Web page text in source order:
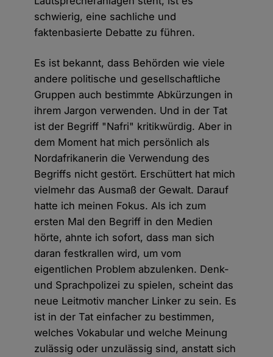
schwierig, eine sachliche und
faktenbasierte Debatte zu führen.
Es ist bekannt, dass Behörden wie viele
andere politische und gesellschaftliche
Gruppen auch bestimmte Abkürzungen in
ihrem Jargon verwenden. Und in der Tat
ist der Begriff "Nafri" kritikwürdig. Aber in
dem Moment hat mich persönlich als
Nordafrikanerin die Verwendung des
Begriffs nicht gestört. Erschüttert hat mich
vielmehr das Ausmaß der Gewalt. Darauf
hatte ich meinen Fokus. Als ich zum
ersten Mal den Begriff in den Medien
hörte, ahnte ich sofort, dass man sich
daran festkrallen wird, um vom
eigentlichen Problem abzulenken. Denk-
und Sprachpolizei zu spielen, scheint das
neue Leitmotiv mancher Linker zu sein. Es
ist in der Tat einfacher zu bestimmen,
welches Vokabular und welche Meinung
zulässig oder unzulässig sind, anstatt sich